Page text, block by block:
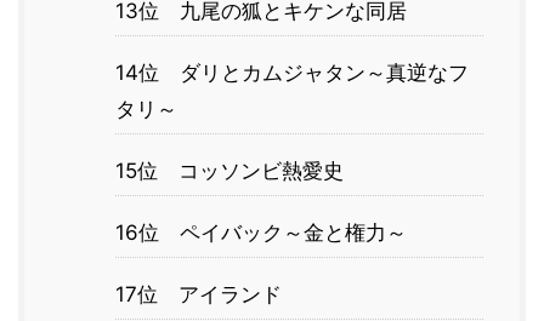
13位 九尾の狐とキケンな同居
14位 ダリとカムジャタン～真逆なフ
タリ～
15位 コッソンビ熱愛史
16位 ペイバック～金と権力～
17位 アイランド